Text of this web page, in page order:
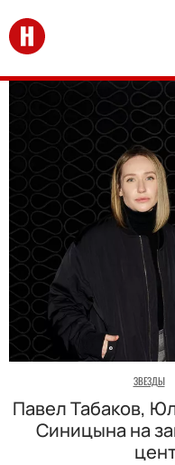
Перейти на главную
ЗВЕЗДЫ
Павел Табаков,
Синицына на